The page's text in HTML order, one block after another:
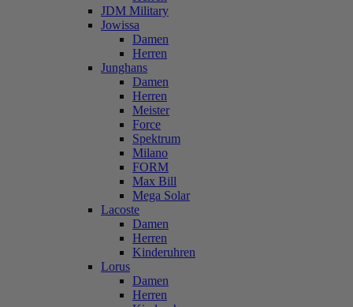
JDM Military
Jowissa
Damen
Herren
Junghans
Damen
Herren
Meister
Force
Spektrum
Milano
FORM
Max Bill
Mega Solar
Lacoste
Damen
Herren
Kinderuhren
Lorus
Damen
Herren